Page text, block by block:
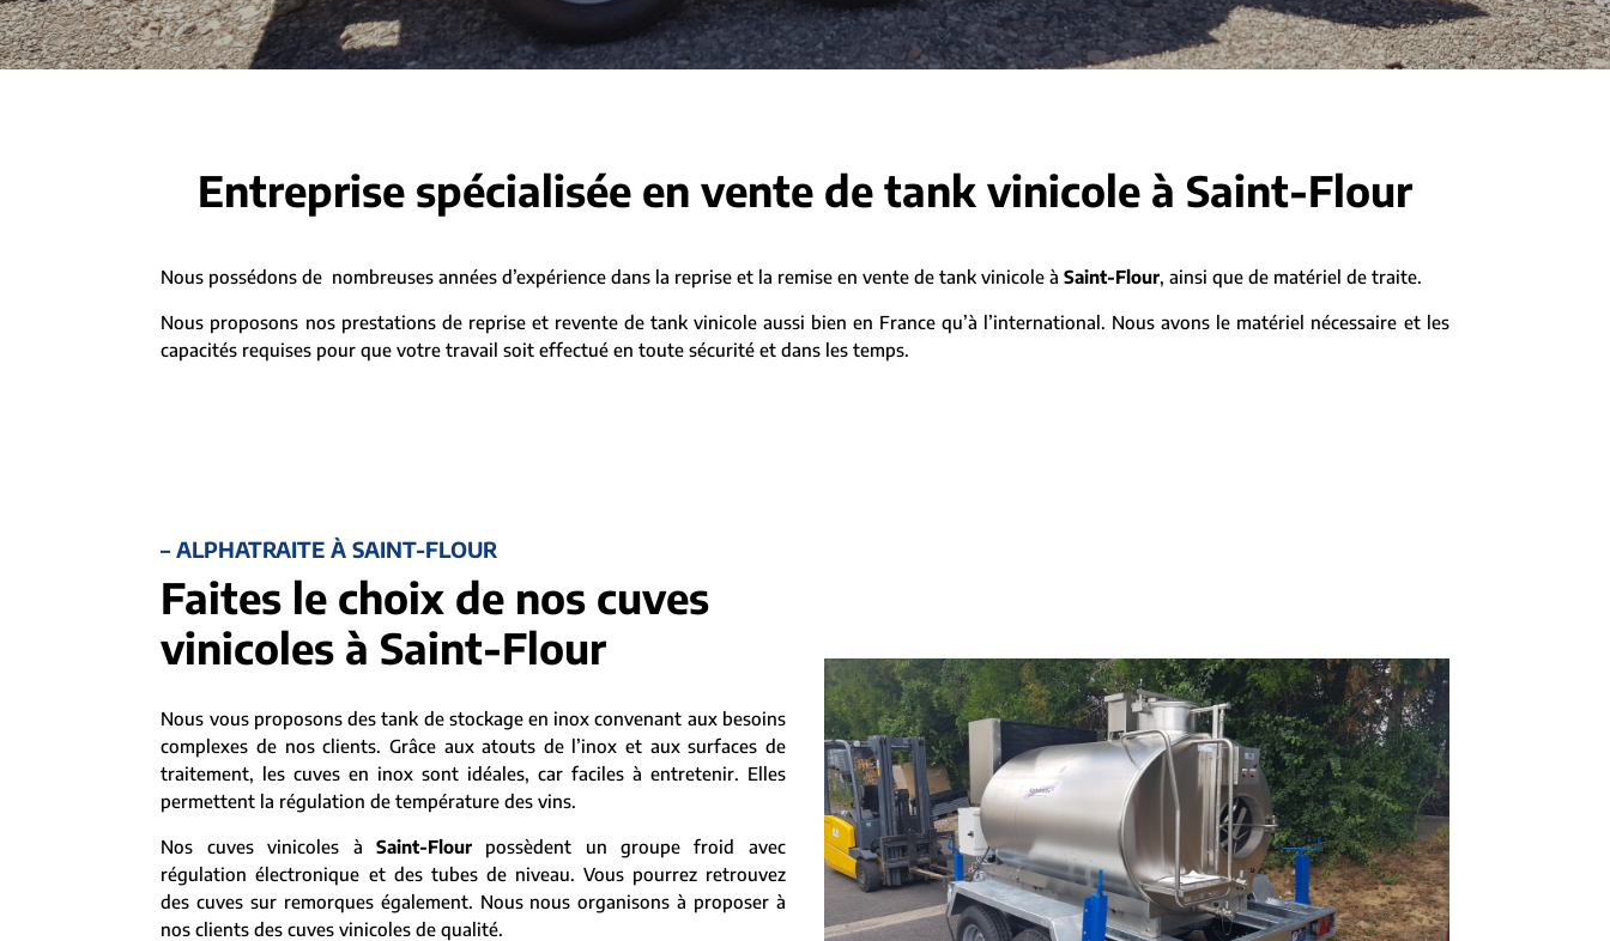
Entreprise spécialisée en vente de tank vinicole à Saint-Flour
Nous possédons de nombreuses années d’expérience dans la reprise et la remise en vente de tank vinicole àSaint-Flour, ainsi que de matériel de traite.
Nous proposons nos prestations de reprise et revente de tank vinicole aussi bien en France qu’à l’international. Nous avons le matériel nécessaire et les
capacités requises pour que votre travail soit effectué en toute sécurité et dans les temps.
– ALPHATRAITE À SAINT-FLOUR
Faites le choix de nos cuves
vinicoles à Saint-Flour
Nous vous proposons des tank de stockage en inox convenant aux besoins
complexes de nos clients. Grâce aux atouts de l’inox et aux surfaces de
traitement, les cuves en inox sont idéales, car faciles à entretenir. Elles
permettent la régulation de température des vins.
Nos cuves vinicoles à Saint-Flourpossèdent un groupe froid avec
régulation électronique et des tubes de niveau. Vous pourrez retrouvez
des cuves sur remorques également. Nous nous organisons à proposer à
nos clients des cuves vinicoles de qualité.